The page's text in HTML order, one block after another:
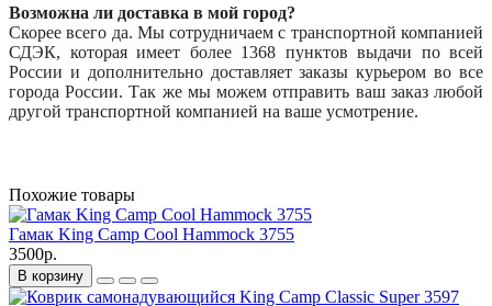
Возможна ли доставка в мой город?
Скорее всего да. Мы сотрудничаем с транспортной компанией
СДЭК, которая имеет более 1368 пунктов выдачи по всей
России и дополнительно доставляет заказы курьером во все
города России. Так же мы можем отправить ваш заказ любой
другой транспортной компанией на ваше усмотрение.
Похожие товары
Гамак King Camp Cool Hammock 3755
3500р.
В корзину